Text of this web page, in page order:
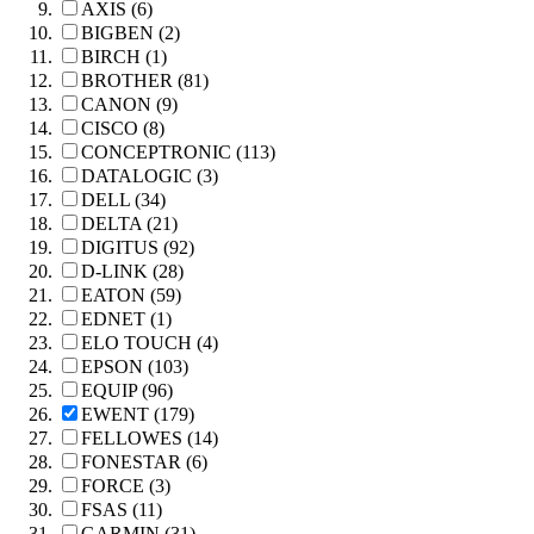
AXIS (6)
BIGBEN (2)
BIRCH (1)
BROTHER (81)
CANON (9)
CISCO (8)
CONCEPTRONIC (113)
DATALOGIC (3)
DELL (34)
DELTA (21)
DIGITUS (92)
D-LINK (28)
EATON (59)
EDNET (1)
ELO TOUCH (4)
EPSON (103)
EQUIP (96)
EWENT (179)
FELLOWES (14)
FONESTAR (6)
FORCE (3)
FSAS (11)